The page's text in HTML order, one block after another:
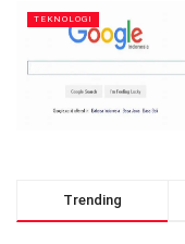
TEKNOLOGI
Trending